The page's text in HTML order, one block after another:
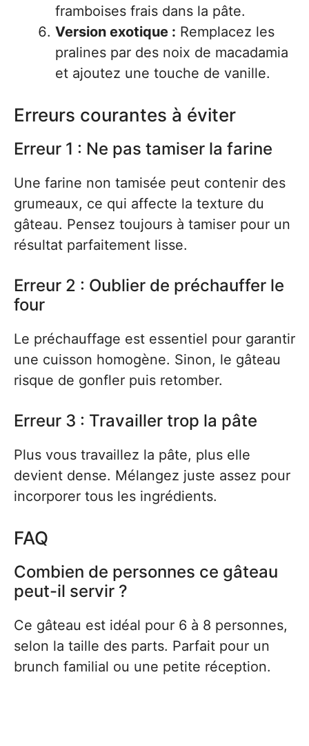
framboises frais dans la pâte.
Version exotique : Remplacez les
pralines par des noix de macadamia
et ajoutez une touche de vanille.
Erreurs courantes à éviter
Erreur 1 : Ne pas tamiser la farine
Une farine non tamisée peut contenir des
grumeaux, ce qui affecte la texture du
gâteau. Pensez toujours à tamiser pour un
résultat parfaitement lisse.
Erreur 2 : Oublier de préchauffer le
four
Le préchauffage est essentiel pour garantir
une cuisson homogène. Sinon, le gâteau
risque de gonfler puis retomber.
Erreur 3 : Travailler trop la pâte
Plus vous travaillez la pâte, plus elle
devient dense. Mélangez juste assez pour
incorporer tous les ingrédients.
FAQ
Combien de personnes ce gâteau
peut-il servir ?
Ce gâteau est idéal pour 6 à 8 personnes,
selon la taille des parts. Parfait pour un
brunch familial ou une petite réception.